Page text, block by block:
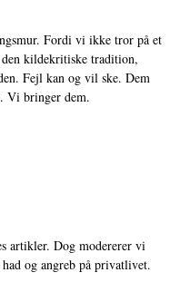
Fordi vi ikke tror på et
kildekritiske tradition,
Fejl kan og vil ske. Dem
Vi bringer dem.
artikler. Dog modererer vi
og angreb på privatlivet.